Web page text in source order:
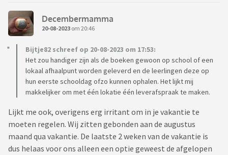
Decembermamma
20-08-2023 om 20:46
Bijtje82 schreef op 20-08-2023 om 17:53:
Het zou handiger zijn als de boeken gewoon op school of een
lokaal afhaalpunt worden geleverd en de leerlingen deze op
hun eerste schooldag ofzo kunnen ophalen. Het lijkt mij
makkelijker om met één lokatie één leverafspraak te maken.
Lijkt me ook, overigens erg irritant om in je vakantie te
moeten regelen. Wij zitten gebonden aan de augustus
maand qua vakantie. De laatste 2 weken van de vakantie is
dus helaas voor ons alleen een optie geweest de afgelopen